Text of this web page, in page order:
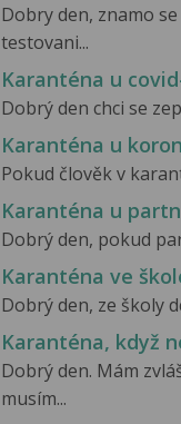
Dobry den, znamo
testovani...
Karanténa u
Dobrý den chci se
Karanténa u
Pokud člověk v
Karanténa u
Dobrý den, pokud
Karanténa ve
Dobrý den, ze školy
Karanténa, když
Dobrý den. Mám
musím...